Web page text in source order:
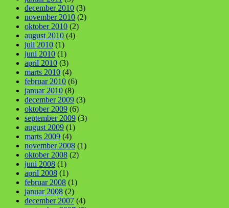
december 2010 (3)
november 2010 (2)
oktober 2010 (2)
august 2010 (4)
juli 2010 (1)
juni 2010 (1)
april 2010 (3)
marts 2010 (4)
februar 2010 (6)
januar 2010 (8)
december 2009 (3)
oktober 2009 (6)
september 2009 (3)
august 2009 (1)
marts 2009 (4)
november 2008 (1)
oktober 2008 (2)
juni 2008 (1)
april 2008 (1)
februar 2008 (1)
januar 2008 (2)
december 2007 (4)